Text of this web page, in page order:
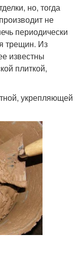
но, тогда
не
периодически
трещин. Из
известны
плиткой,
укрепляющей